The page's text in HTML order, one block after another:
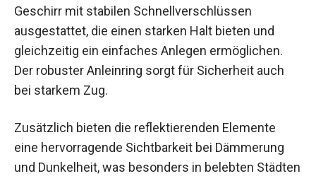
Geschirr mit stabilen Schnellverschlüssen
ausgestattet, die einen starken Halt bieten und
gleichzeitig ein einfaches Anlegen ermöglichen.
Der robuster Anleinring sorgt für Sicherheit auch
bei starkem Zug.
Zusätzlich bieten die reflektierenden Elemente
eine hervorragende Sichtbarkeit bei Dämmerung
und Dunkelheit, was besonders in belebten Städten